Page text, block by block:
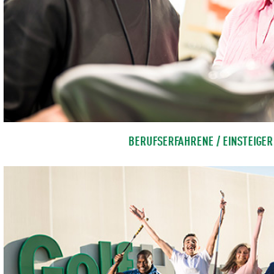
BERUFSERFAHRENE / EINSTEIGER